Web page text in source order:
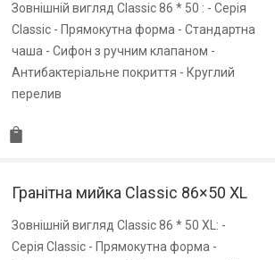
Зовнішній вигляд Classic 86 * 50 : - Серія
Classic - Прямокутна форма - Стандартна
чаша - Сифон з ручним клапаном -
Антибактеріальне покриття - Круглий
перелив
Гранітна мийка Classic 86×50 XL
Зовнішній вигляд Classic 86 * 50 XL: -
Серія Classic - Прямокутна форма -